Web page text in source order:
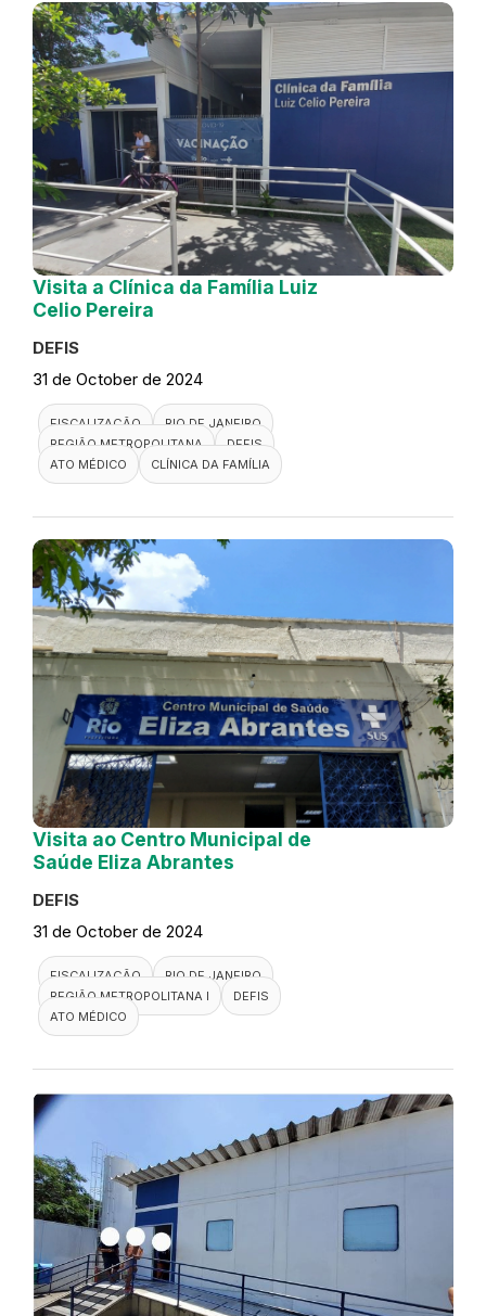
Visita a Clínica da Família Luiz
Celio Pereira
DEFIS
31 de October de 2024
FISCALIZAÇÃO
RIO DE JANEIRO
REGIÃO METROPOLITANA
DEFIS
ATO MÉDICO
CLÍNICA DA FAMÍLIA
Visita ao Centro Municipal de
Saúde Eliza Abrantes
DEFIS
31 de October de 2024
FISCALIZAÇÃO
RIO DE JANEIRO
REGIÃO METROPOLITANA I
DEFIS
ATO MÉDICO